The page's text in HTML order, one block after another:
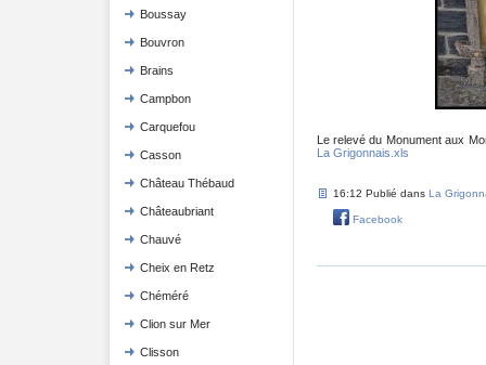
Boussay
Bouvron
Brains
Campbon
Carquefou
Casson
Château Thébaud
Châteaubriant
Chauvé
Cheix en Retz
Chéméré
Clion sur Mer
Clisson
Le relevé du Monument aux
La Grigonnais.xls
16:12 Publié dans La
Facebook